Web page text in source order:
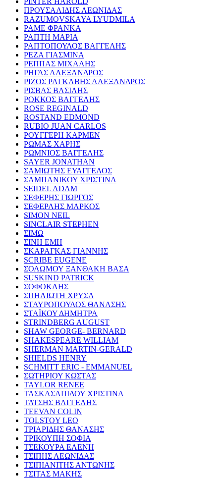
ΠΡΟΥΣΑΛΙΔΗΣ ΛΕΩΝΙΔΑΣ
RAZUMOVSKAYA LYUDMILA
ΡΑΜΕ ΦΡΑΝΚΑ
ΡΑΠΤΗ ΜΑΡΙΑ
ΡΑΠΤΟΠΟΥΛΟΣ ΒΑΓΓΕΛΗΣ
ΡΕΖΑ ΓΙΑΣΜΙΝΑ
ΡΕΠΠΑΣ ΜΙΧΑΛΗΣ
ΡΗΓΑΣ ΑΛΕΞΑΝΔΡΟΣ
ΡΙΖΟΣ ΡΑΓΚΑΒΗΣ ΑΛΕΞΑΝΔΡΟΣ
ΡΙΣΒΑΣ ΒΑΣΙΛΗΣ
ΡΟΚΚΟΣ ΒΑΓΓΕΛΗΣ
ROSE REGINALD
ROSTAND EDMOND
RUBIO JUAN CARLOS
ΡΟΥΓΓΕΡΗ ΚΑΡΜΕΝ
ΡΩΜΑΣ ΧΑΡΗΣ
ΡΩΜΝΙΟΣ ΒΑΓΓΕΛΗΣ
SAYER JONATHAN
ΣΑΜΙΩΤΗΣ ΕΥΑΓΓΕΛΟΣ
ΣΑΜΠΑΝΙΚΟΥ ΧΡΙΣΤΙΝΑ
SEIDEL ADAM
ΣΕΦΕΡΗΣ ΓΙΩΡΓΟΣ
ΣΕΦΕΡΛΗΣ ΜΑΡΚΟΣ
SIMON NEIL
SINCLAIR STEPHEN
ΣΙΜΩ
ΣΙΝΗ ΕΜΗ
ΣΚΑΡΑΓΚΑΣ ΓΙΑΝΝΗΣ
SCRIBE EUGENE
ΣΟΛΩΜΟΥ ΞΑΝΘΑΚΗ ΒΑΣΑ
SUSKIND PATRICK
ΣΟΦΟΚΛΗΣ
ΣΠΗΛΙΩΤΗ ΧΡΥΣΑ
ΣΤΑΥΡΟΠΟΥΛΟΣ ΘΑΝΑΣΗΣ
ΣΤΑΪΚΟΥ ΔΗΜΗΤΡΑ
STRINDBERG AUGUST
SHAW GEORGE- BERNARD
SHAKESPEARE WILLIAM
SHERMAN MARTIN-GERALD
SHIELDS HENRY
SCHMITT ERIC - EMMANUEL
ΣΩΤΗΡΙΟΥ ΚΩΣΤΑΣ
TAYLOR RENEE
ΤΑΣΚΑΣΑΠΙΔΟΥ ΧΡΙΣΤΙΝΑ
ΤΑΤΣΗΣ ΒΑΓΓΕΛΗΣ
TEEVAN COLIN
TOLSTOY LEO
ΤΡΙΑΡΙΔΗΣ ΘΑΝΑΣΗΣ
ΤΡΙΚΟΥΠΗ ΣΟΦΙΑ
ΤΣΕΚΟΥΡΑ ΕΛΕΝΗ
ΤΣΙΠΗΣ ΛΕΩΝΙΔΑΣ
ΤΣΙΠΙΑΝΙΤΗΣ ΑΝΤΩΝΗΣ
ΤΣΙΤΑΣ ΜΑΚΗΣ